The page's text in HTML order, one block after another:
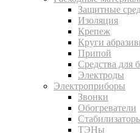
Защитные
Изоляция
Крепеж
Круги
Припой
Средства для
Электроды
Электроприборы
Звонки
Обогреватели
ТЭНы